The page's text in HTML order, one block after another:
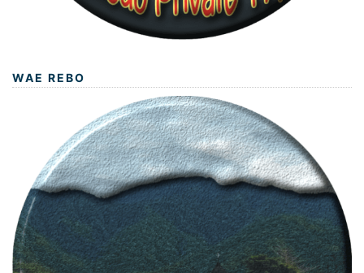
WAE REBO